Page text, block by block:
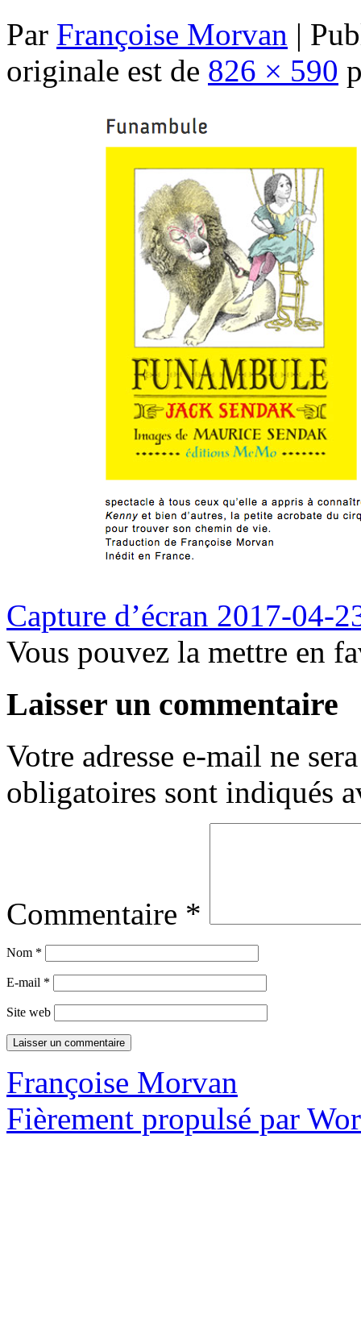
Par Françoise Morvan |
originale est de 826 × 590
Capture d’écran 2017-04-
Vous pouvez la mettre en
Laisser un commentaire
Votre adresse e-mail ne
obligatoires sont indiqués
Commentaire *
Nom *
E-mail *
Site web
Françoise Morvan
Fièrement propulsé par